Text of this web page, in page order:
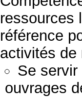
ressources
référence
activités de
Se
ouvrages